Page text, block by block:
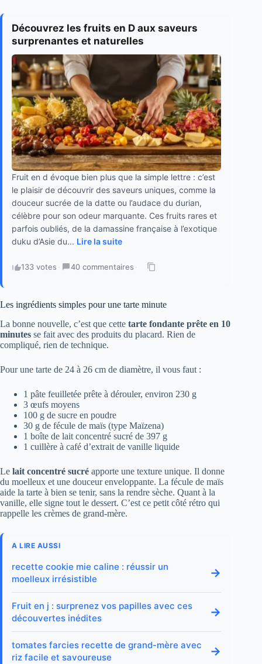
Découvrez les fruits en D aux saveurs
surprenantes et naturelles
Fruit en d évoque bien plus que la simple lettre : c’est
le plaisir de découvrir des saveurs uniques, comme la
douceur sucrée de la datte ou l’audace du durian,
célèbre pour son odeur marquante. Ces fruits rares et
parfois oubliés, de la damassine française à l’exotique
duku d’Asie du... Lire la suite
133 votes · 40 commentaires ·
Les ingrédients simples pour une tarte minute
La bonne nouvelle, c’est que cette tarte fondante prête en 10
minutes se fait avec des produits du placard. Rien de
compliqué, rien de technique.
Pour une tarte de 24 à 26 cm de diamètre, il vous faut :
1 pâte feuilletée prête à dérouler, environ 230 g
3 œufs moyens
100 g de sucre en poudre
30 g de fécule de maïs (type Maïzena)
1 boîte de lait concentré sucré de 397 g
1 cuillère à café d’extrait de vanille liquide
Le lait concentré sucré apporte une texture unique. Il donne
du moelleux et une douceur enveloppante. La fécule de maïs
aide la tarte à bien se tenir, sans la rendre sèche. Quant à la
vanille, elle signe tout le dessert. C’est ce petit côté rétro qui
rappelle les crèmes de grand-mère.
A LIRE AUSSI
recette cookie mie caline : réussir un
moelleux irrésistible
→
Fruit en j : surprenez vos papilles avec ces
découvertes inédites
→
tomates farcies recette de grand-mère avec
riz facile et savoureuse
→